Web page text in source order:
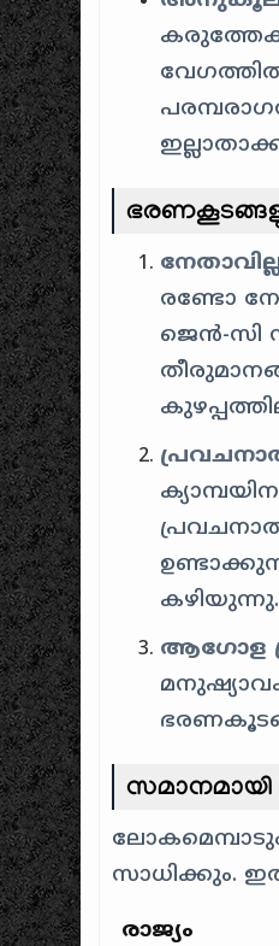
രണ്ടോ
ജെൻ-സി
കഴിയുന്നു.
ആഗോള
സമാനമായി
സാധിക്കും.
രാജ്യം